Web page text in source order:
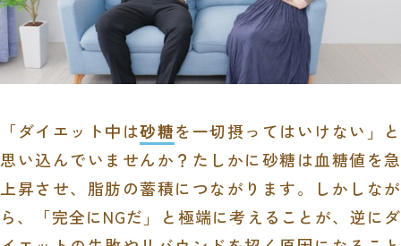
「ダイエット中は砂糖を一切摂ってはいけない」と
思い込んでいませんか？たしかに砂糖は血糖値を急
上昇させ、脂肪の蓄積につながります。しかしなが
ら、「完全にNGだ」と極端に考えることが、逆にダ